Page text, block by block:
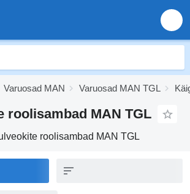
Varuosad MAN Varuosad MAN TGL
roolisambad MAN TGL
roolisambad MAN TGL